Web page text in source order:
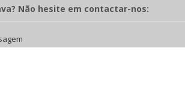
Não hesite em contactar-nos: